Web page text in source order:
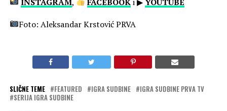
Foto: Aleksandar Krstović PRVA
SLIČNE TEME FEATURED IGRA SUDBINE
IGRA SUDBINE PRVA TV
SERIJA IGRA SUDBINE